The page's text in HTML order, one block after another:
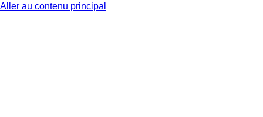
Aller au contenu principal